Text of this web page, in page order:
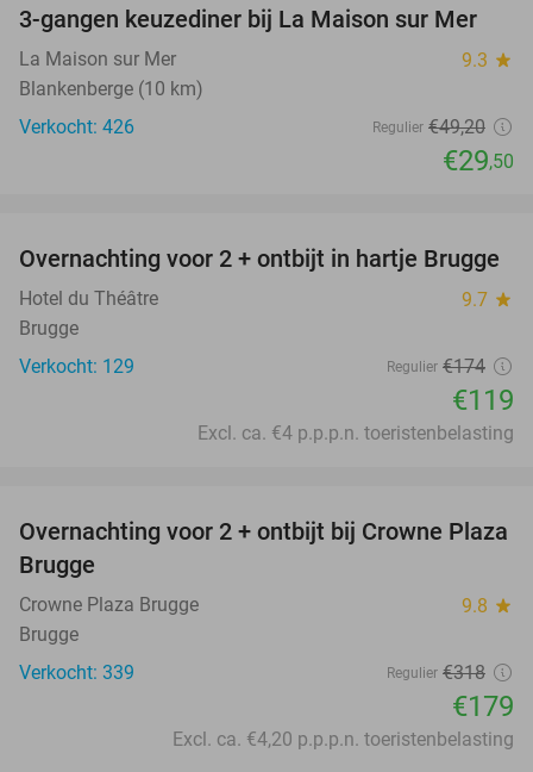
40%
3-gangen keuzediner bij La Maison sur Mer
La Maison sur Mer 9.3 star
Blankenberge (10 km)
Verkocht: 426
Regulier €49,20
€29,50
32%
Overnachting voor 2 + ontbijt in hartje Brugge
Hotel du Théâtre 9.7 star
Brugge
Verkocht: 129
Regulier €174
€119
Excl. ca. €4 p.p.p.n. toeristenbelasting
44%
Overnachting voor 2 + ontbijt bij Crowne Plaza
Brugge
Crowne Plaza Brugge 9.8 star
Brugge
Verkocht: 339
Regulier €318
€179
Excl. ca. €4,20 p.p.p.n. toeristenbelasting